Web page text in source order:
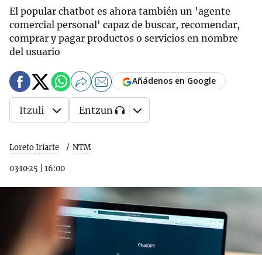
El popular chatbot es ahora también un 'agente
comercial personal' capaz de buscar, recomendar,
comprar y pagar productos o servicios en nombre
del usuario
Loreto Iriarte NTM
03·10·25 16:00
Añádenos en Google
Itzuli Entzun